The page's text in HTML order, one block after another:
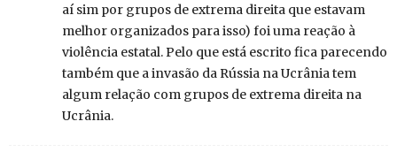
aí sim por grupos de extrema direita que estavam
melhor organizados para isso) foi uma reação à
violência estatal. Pelo que está escrito fica parecendo
também que a invasão da Rússia na Ucrânia tem
algum relação com grupos de extrema direita na
Ucrânia.